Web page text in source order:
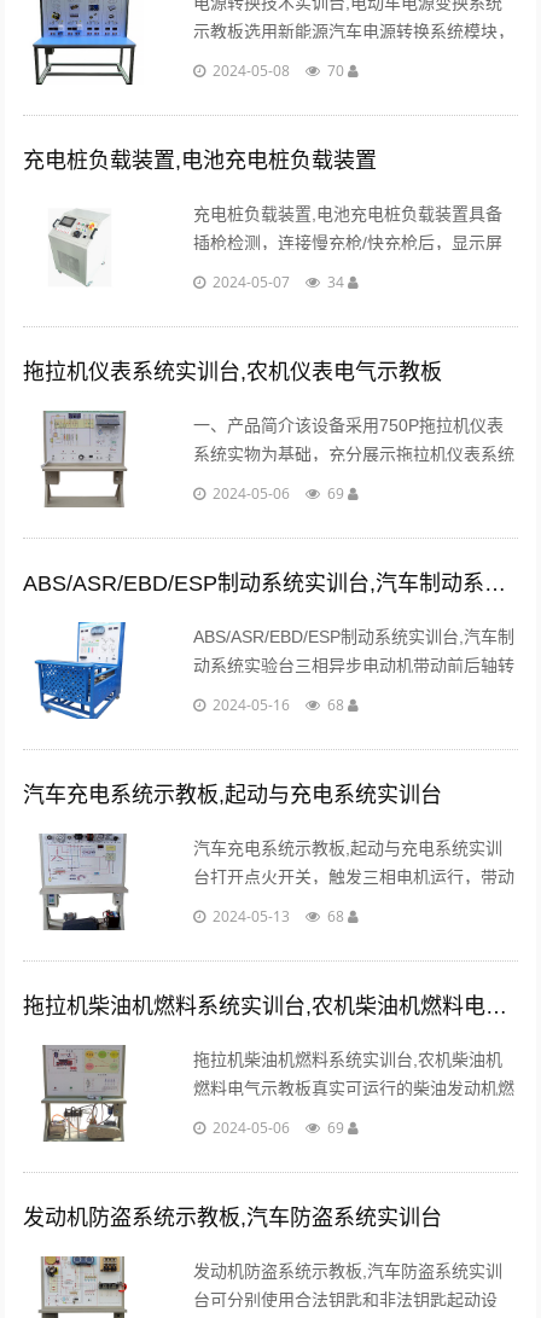
示教板选用新能源汽车电源转换系统模块，
可以搭接DC-AC、AC-DC、升压、降压等
理。...
2024-05-08 70
充电桩负载装置,电池充电桩负载装置
充电桩负载装置,电池充电桩负载装置具备
插枪检测，连接慢充枪/快充枪后，显示屏
自动跳转对应运行模式界面；可通过显示屏
2024-05-07 34
拖拉机仪表系统实训台,农机仪表电气示教板
一、产品简介该设备采用750P拖拉机仪表
系统实物为基础，充分展示拖拉机仪表系统
的组成结构和工作过程。适用于学校对拖拉
二、功能特点1.真实可运行的电子仪表系
统，充分展......
2024-05-06 69
ABS/ASR/EBD/ESP制动系统实训台,汽车制动系统实
ABS/ASR/EBD/ESP制动系统实训台,汽车制
动系统实验台三相异步电动机带动前后轴转
动，模拟汽车行驶。紧急踩下制动踏板时，
动。...
2024-05-16 68
汽车充电系统示教板,起动与充电系统实训台
汽车充电系统示教板,起动与充电系统实训
台打开点火开关，触发三相电机运行，带动
发电机工作，充电指示灯灭，蓄电池端电压
2024-05-13 68
拖拉机柴油机燃料系统实训台,农机柴油机燃料电气示教板
拖拉机柴油机燃料系统实训台,农机柴油机
燃料电气示教板真实可运行的柴油发动机燃
油喷射系统，充分展示柴油发动机燃油喷射
2024-05-06 69
发动机防盗系统示教板,汽车防盗系统实训台
发动机防盗系统示教板,汽车防盗系统实训
台可分别使用合法钥匙和非法钥匙起动设